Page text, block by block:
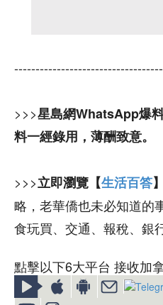
>>>星島網WhatsApp爆
料一經錄用，薄酬致意。
>>>立即瀏覽【生活百答
略，老華僑也未必知道的
食玩買、交通、報稅、銀
點擊以下6大平台 接收加